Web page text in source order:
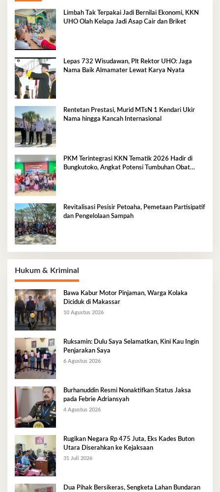
Limbah Tak Terpakai Jadi Bernilai Ekonomi, KKN
UHO Olah Kelapa Jadi Asap Cair dan Briket
Lepas 732 Wisudawan, Plt Rektor UHO: Jaga
Nama Baik Almamater Lewat Karya Nyata
Rentetan Prestasi, Murid MTsN 1 Kendari Ukir
Nama hingga Kancah Internasional
PKM Terintegrasi KKN Tematik 2026 Hadir di
Bungkutoko, Angkat Potensi Tumbuhan Obat
Revitalisasi Pesisir Petoaha, Pemetaan Partisipatif
dan Pengelolaan Sampah
Hukum & Kriminal
Bawa Kabur Motor Pinjaman, Warga Kolaka
Diciduk di Makassar
10 Agustus 2026
Ruksamin: Dulu Saya Selamatkan, Kini Kau Ingin
Penjarakan Saya
6 Agustus 2026
Burhanuddin Resmi Nonaktifkan Status Jaksa
pada Febrie Adriansyah
4 Agustus 2026
Rugikan Negara Rp 475 Juta, Eks Kades Buton
Utara Diserahkan ke Kejaksaan
31 Juli 2026
Dua Pihak Bersikeras, Sengketa Lahan Bundaran